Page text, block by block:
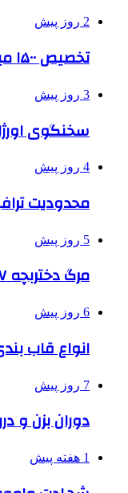
2 روز پیش
تخصیص ۱۵۰۰ میلیارد ریال اعتبار استانی برای ساماندهی بافت قدیم دزفول
3 روز پیش
سخنگوی
4 روز پیش
محدودیت
5 روز پیش
مرگ دختربچه ۷ ساله در پارک اسلامشهر
6 روز پیش
انواع قاب
7 روز پیش
دوران بزن و
1 هفته پیش